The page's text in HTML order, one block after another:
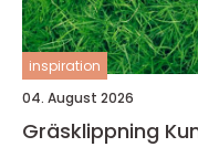
inspiration
04. August 2026
Gräsklippning